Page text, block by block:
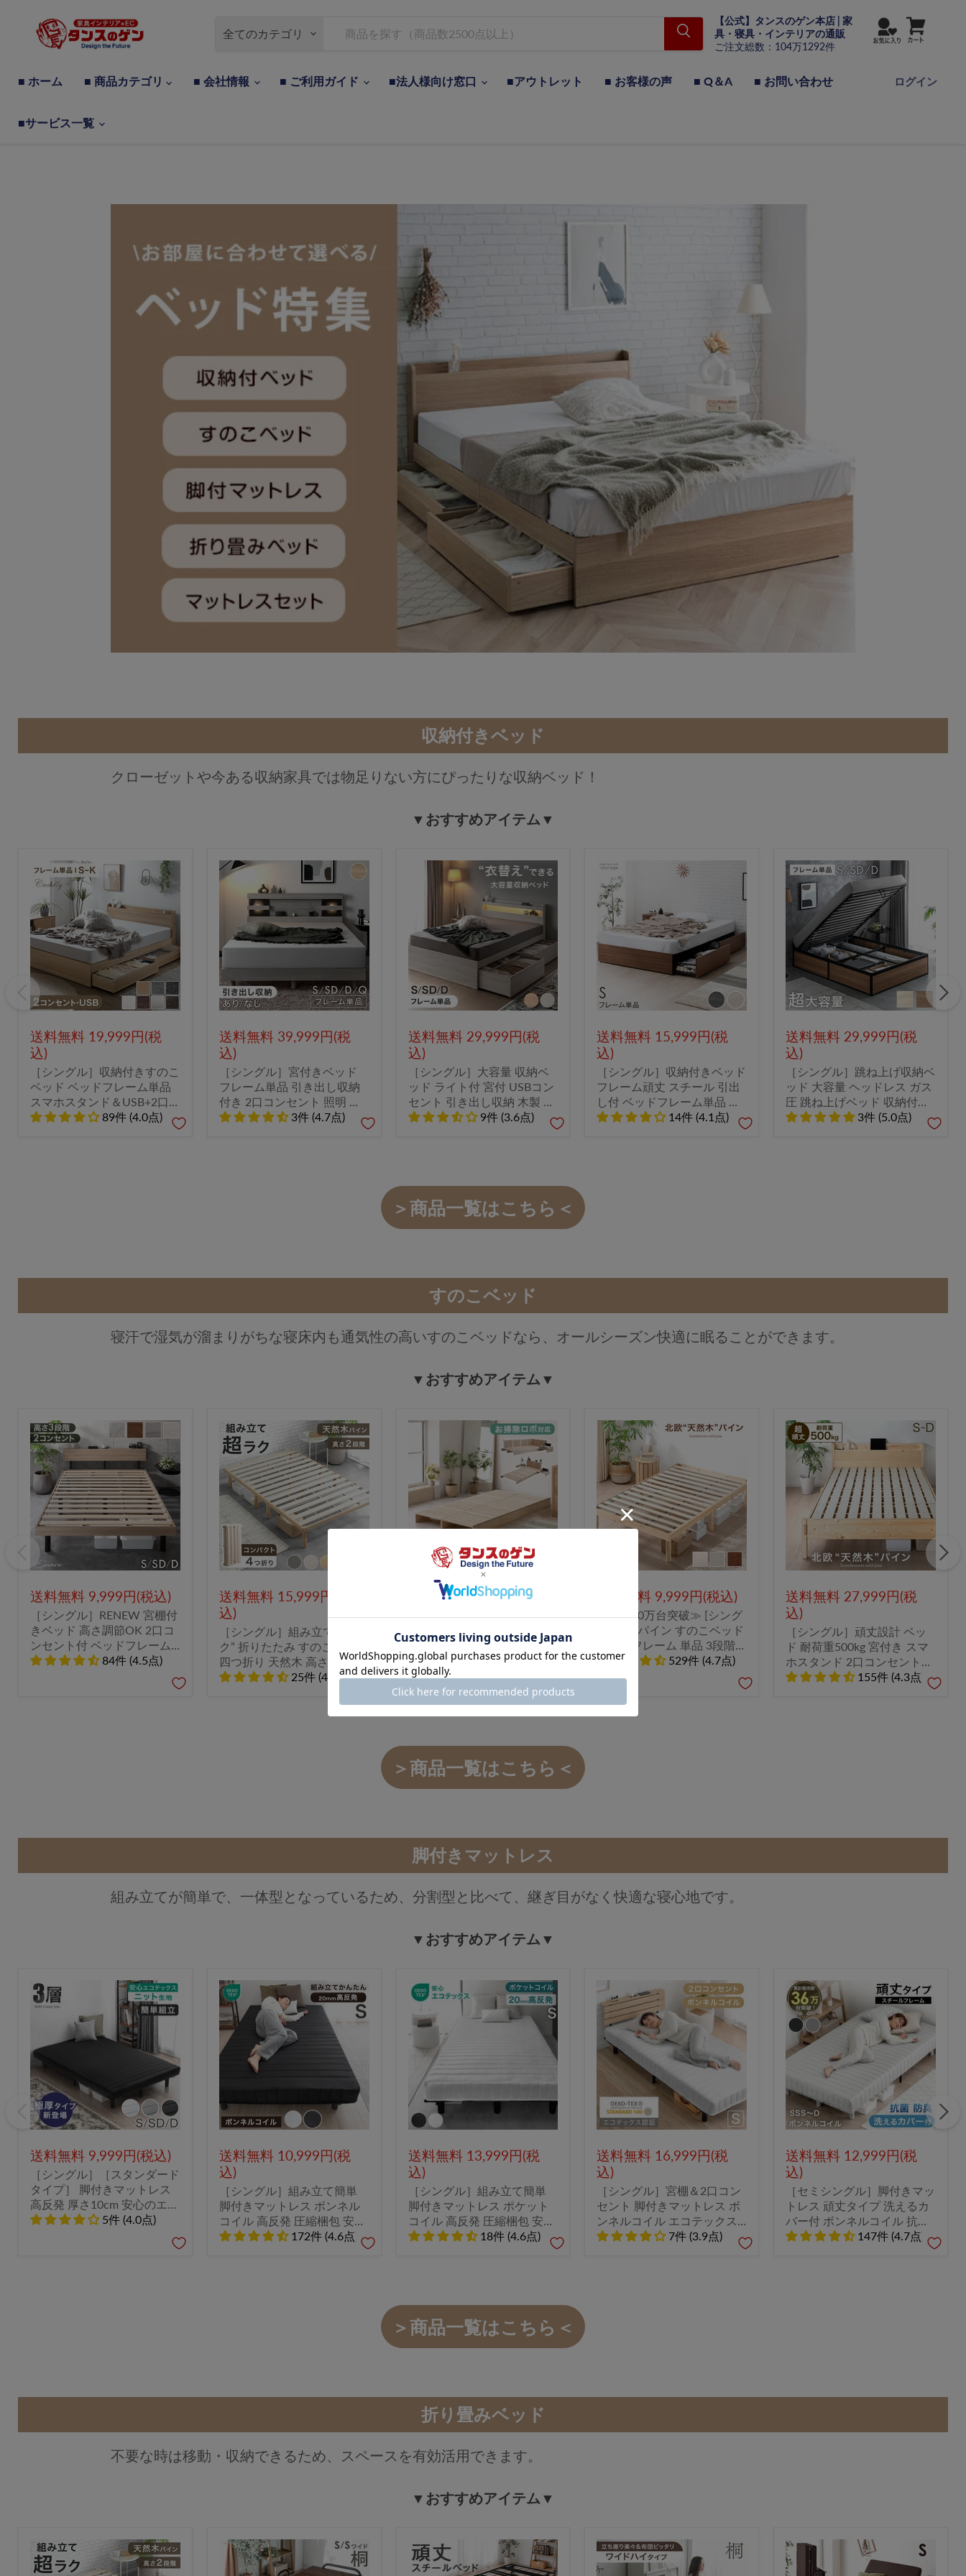
全てのカテゴリ
【公式】タンスのゲン本店 | 家
具・寝具・インテリアの通販
ご注文総数：104万1292件
■ ホーム ■ 商品カテゴリ ■ 会社情報 ■ ご利用ガイド ■法人様向け窓口 ■アウトレット ■ お客様の声 ■ Q＆A ■ お問い合わせ
■サービス一覧
ログイン
収納付きベッド
クローゼットや今ある収納家具では物足りない方にぴったりな収納ベッド！
▼おすすめアイテム▼
送料無料 19,999円(税
込)
［シングル］収納付きすのこ
ベッド ベッドフレーム単品
スマホスタンド＆USB+2口
コンセント 宮付き 容量約
89件 (4.0点)
送料無料 39,999円(税
込)
［シングル］宮付きベッド
フレーム単品 引き出し収納
付き 2口コンセント 照明 ブ
ックシェルフ【超大型商品】
3件 (4.7点)
送料無料 29,999円(税
込)
［シングル］大容量 収納ベ
ッド ライト付 宮付 USBコン
セント 引き出し収納 木製 北
欧 おしゃれ ベッド9件 (3.6点)
送料無料 15,999円(税
込)
［シングル］収納付きベッド
フレーム頑丈 スチール 引出
し付 ベッドフレーム単品 お
しゃれ ローベッド 省スペー
14件 (4.1点)
送料無料 29,999円(税
込)
［シングル］跳ね上げ収納ベ
ッド 大容量 ヘッドレス ガス
圧 跳ね上げベッド 収納付き
〔17600177〕3件 (5.0点)
＞商品一覧はこちら＜
すのこベッド
寝汗で湿気が溜まりがちな寝床内も通気性の高いすのこベッドなら、オールシーズン快適に眠ることができます。
▼おすすめアイテム▼
送料無料 9,999円(税込)
［シングル］RENEW 宮棚付
きベッド 高さ調節OK 2口コ
ンセント付 ベッドフレーム
すのこベッド おしゃれ
84件 (4.5点)
送料無料 15,999円(税
込)
［シングル］組み立て“超ラ
ク” 折りたたみ すのこベッド
四つ折り 天然木 高さ調整 す
のこ フレーム〔17620121〕
25件 (4.7点)
送料無料 14,999円(税
［8枚］増やして繋げる パレ
ットベッド すのこ ロボット
掃除機対応 木製 完成品 ロー
ベッド ベッド 天然木パイン
〔17620114〕
59件 (4.6点)
送料無料 9,999円(税込)
≪累計80万台突破≫ [シング
ル] 北欧パイン すのこベッド
ベッドフレーム 単品 3段階
高さ調節 天然木パイン
529件 (4.7点)
送料無料 27,999円(税
込)
［シングル］頑丈設計 ベッ
ド 耐荷重500kg 宮付き スマ
ホスタンド 2口コンセント付
すのこ 天然木 北欧155件 (4.3点)
＞商品一覧はこちら＜
脚付きマットレス
組み立てが簡単で、一体型となっているため、分割型と比べて、継ぎ目がなく快適な寝心地です。
▼おすすめアイテム▼
送料無料 9,999円(税込)
［シングル］［スタンダード
タイプ］ 脚付きマットレス
高反発 厚さ10cm 安心のエコ
テックス生地 圧縮 一体型 お
5件 (4.0点)
送料無料 10,999円(税
込)
［シングル］組み立て簡単
脚付きマットレス ボンネル
コイル 高反発 圧縮梱包 安心
のエコテックス生地 一体型
172件 (4.6点)
送料無料 13,999円(税
込)
［シングル］組み立て簡単
脚付きマットレス ポケット
コイル 高反発 圧縮梱包 安心
のエコテックス生地 一体型
18件 (4.6点)
送料無料 16,999円(税
込)
［シングル］宮棚＆2口コン
セント 脚付きマットレス ボ
ンネルコイル エコテックス
一体型〔17800209〕
7件 (3.9点)
送料無料 12,999円(税
込)
［セミシングル］脚付きマッ
トレス 頑丈タイプ 洗えるカ
バー付 ボンネルコイル 抗菌
防臭 高反発 エコテックス 圧
147件 (4.7点)
＞商品一覧はこちら＜
折り畳みベッド
不要な時は移動・収納できるため、スペースを有効活用できます。
▼おすすめアイテム▼